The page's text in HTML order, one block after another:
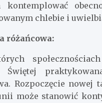
kontemplować
chlebie i
różańcowa:
Świętej
Rozpoczęcie nowej
może stanowić